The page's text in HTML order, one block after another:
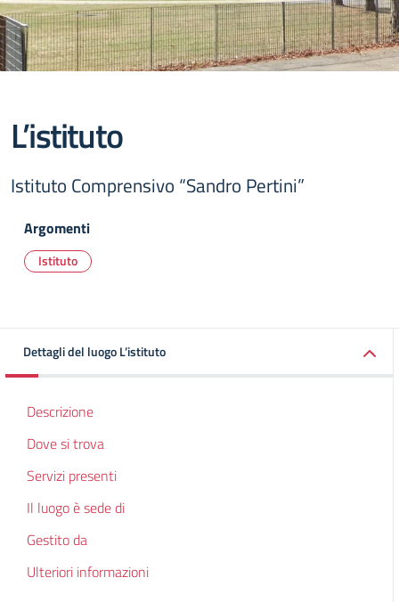
L’istituto
Istituto Comprensivo “Sandro Pertini”
Argomenti
Istituto
Dettagli del luogo L’istituto
Descrizione
Dove si trova
Servizi presenti
Il luogo è sede di
Gestito da
Ulteriori informazioni